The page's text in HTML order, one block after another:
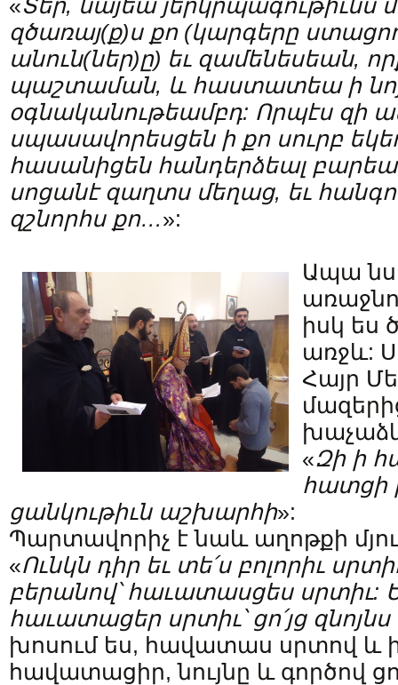
«Տեր, նայեա յերկրպագութիւնս
զծառայ(ք)ս քո(կարգերը
անուն(ներ)ը) եւ զամենեսեան,
պաշտաման, և հաստատեա ի
օգնականութեամբդ: Որպէս զի
սպասավորեսցեն ի քո սուրբ
հասանիցեն հանդերձեալ
սոցանէ զաղտս մեղաց, եւ հանգո
զշնորհս քո…»:
Ապա
իսկ ես
առջև:
Հայր
«Զի ի
հատցի
ցանկութիւն աշխարհի»:
Պարտավորիչ է նաև աղոթքի
«Ունկն դիր եւ տե՛ս բոլորիւ
բերանով՝ հաւատասցես սրտիւ:
հաւատացեր սրտիւ՝ ցո՛յց զնոյնս
խոսում ես, հավատաս սրտով և
հավատացիր, նույնը և գործով